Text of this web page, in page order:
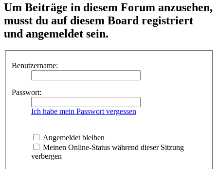
Um Beiträge in diesem Forum anzusehen,
musst du auf diesem Board registriert
und angemeldet sein.
Benutzername:
Passwort:
Ich habe mein Passwort vergessen
Angemeldet bleiben
Meinen Online-Status während dieser Sitzung
verbergen